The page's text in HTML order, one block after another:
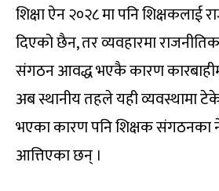
शिक्षा ऐन २०२८ मा पनि शिक्षकलाई
दिएको छैन, तर व्यवहारमा
संगठन आवद्ध भएकै कारण
अब स्थानीय तहले यही व्यवस्थामा
भएका कारण पनि शिक्षक संगठनका
आत्तिएका छन् ।